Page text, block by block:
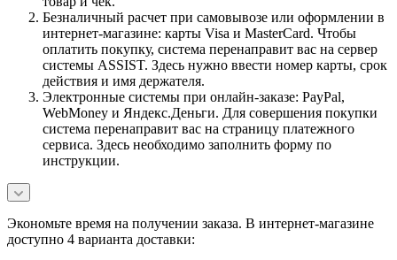
Безналичный расчет при самовывозе или оформлении в
интернет-магазине: карты Visa и MasterCard. Чтобы
оплатить покупку, система перенаправит вас на сервер
системы ASSIST. Здесь нужно ввести номер карты, срок
действия и имя держателя.
Электронные системы при онлайн-заказе: PayPal,
WebMoney и Яндекс.Деньги. Для совершения покупки
система перенаправит вас на страницу платежного
сервиса. Здесь необходимо заполнить форму по
инструкции.
Экономьте время на получении заказа. В интернет-магазине
доступно 4 варианта доставки: